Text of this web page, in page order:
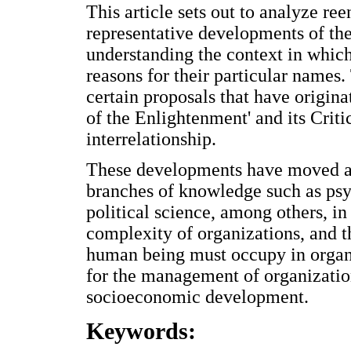
This article sets out to analyze
representative developments of
understanding the context in
reasons for their particular
certain proposals that have
of the Enlightenment' and its
interrelationship.
These developments have
branches of knowledge such as
political science, among others,
complexity of organizations, and
human being must occupy in
for the management of
socioeconomic development.
Keywords: